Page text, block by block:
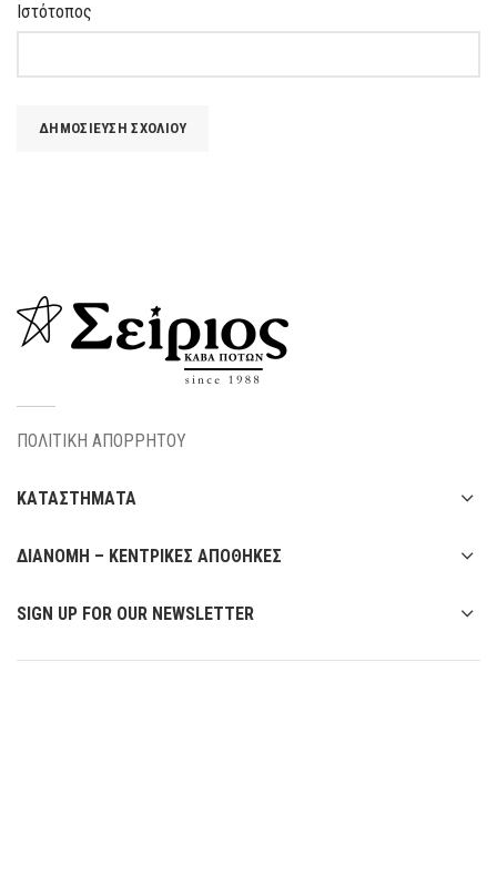
Ιστότοπος
ΠΟΛΙΤΙΚΗ ΑΠΟΡΡΗΤΟΥ
ΚΑΤΑΣΤΗΜΑΤΑ
ΔΙΑΝΟΜΗ – ΚΕΝΤΡΙΚΕΣ ΑΠΟΘΗΚΕΣ
SIGN UP FOR OUR NEWSLETTER